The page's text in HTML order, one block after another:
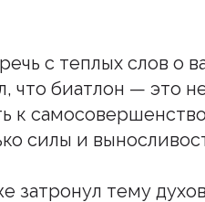
с теплых слов о
что биатлон — это
к
силы и
затронул тему